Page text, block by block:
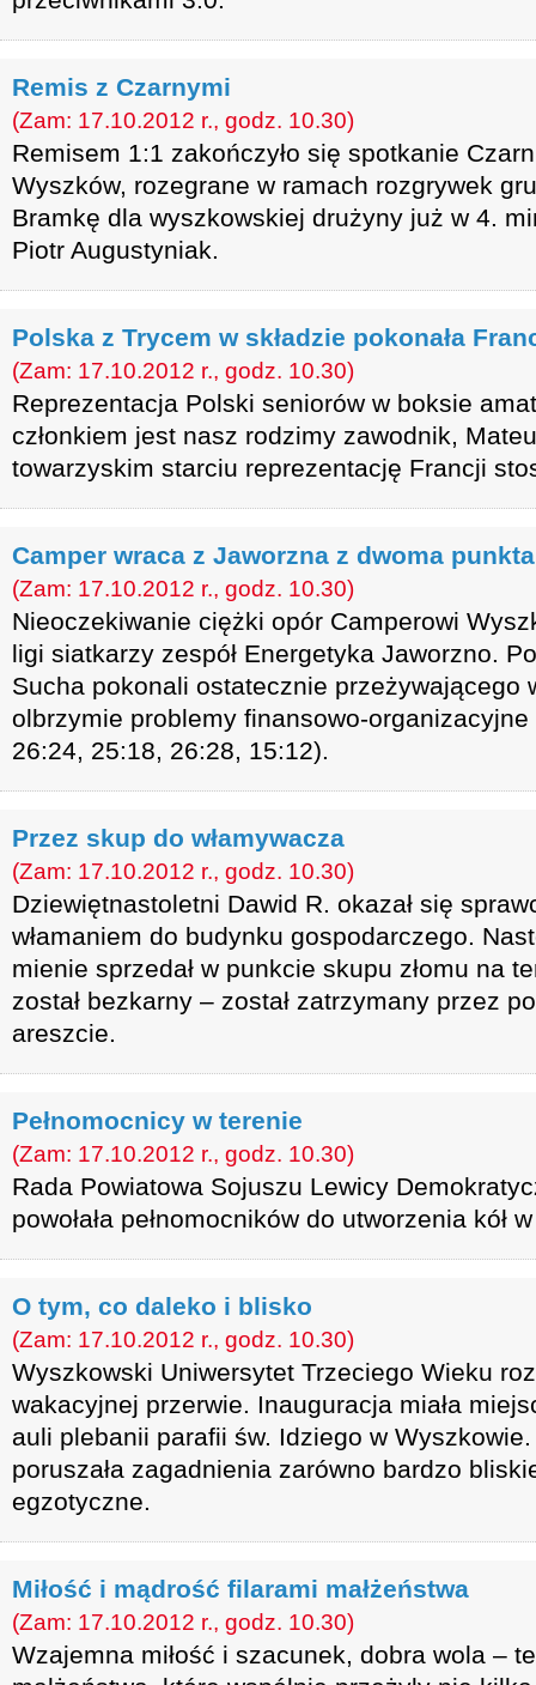
Remis z Czarnymi
(Zam: 17.10.2012 r., godz. 10.30)
Remisem 1:1 zakończyło się spotkanie
Wyszków, rozegrane w ramach rozgrywek
Bramkę dla wyszkowskiej drużyny już w 4.
Piotr Augustyniak.
Polska z Trycem w składzie pokonała
(Zam: 17.10.2012 r., godz. 10.30)
Reprezentacja Polski seniorów w boksie
członkiem jest nasz rodzimy zawodnik,
towarzyskim starciu reprezentację Francji
Camper wraca z Jaworzna z dwoma
(Zam: 17.10.2012 r., godz. 10.30)
Nieoczekiwanie ciężki opór Camperowi
ligi siatkarzy zespół Energetyka Jaworzno.
Sucha pokonali ostatecznie przeżywającego
olbrzymie problemy finansowo-
26:24, 25:18, 26:28, 15:12).
Przez skup do włamywacza
(Zam: 17.10.2012 r., godz. 10.30)
Dziewiętnastoletni Dawid R. okazał się
włamaniem do budynku gospodarczego.
mienie sprzedał w punkcie skupu złomu na
został bezkarny – został zatrzymany przez
areszcie.
Pełnomocnicy w terenie
(Zam: 17.10.2012 r., godz. 10.30)
Rada Powiatowa Sojuszu Lewicy
powołała pełnomocników do utworzenia kół
O tym, co daleko i blisko
(Zam: 17.10.2012 r., godz. 10.30)
Wyszkowski Uniwersytet Trzeciego Wieku
wakacyjnej przerwie. Inauguracja miała
auli plebanii parafii św. Idziego w Wyszkowie.
poruszała zagadnienia zarówno bardzo
egzotyczne.
Miłość i mądrość filarami małżeństwa
(Zam: 17.10.2012 r., godz. 10.30)
Wzajemna miłość i szacunek, dobra wola –